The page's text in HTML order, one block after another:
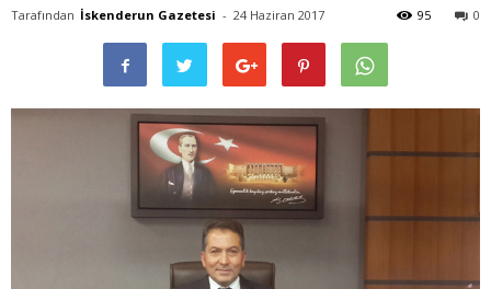
Tarafından İskenderun Gazetesi - 24 Haziran 2017 0
95